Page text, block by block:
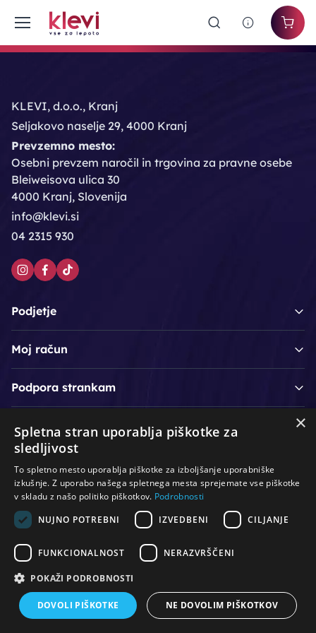
KLEVI, d.o.o., Kranj
Seljakovo naselje 29, 4000 Kranj
Prevzemno mesto:
Osebni prevzem naročil in trgovina za pravne osebe
Bleiweisova ulica 30
4000 Kranj, Slovenija
info@klevi.si
04 2315 930
Podjetje
Moj račun
Podpora strankam
Lasje & nega las Roke & nohti /
Oprema za salone / Čistoča & zaščita / Ostalo
×
Spletna stran uporablja piškotke za
sledljivost
To spletno mesto uporablja piškotke za izboljšanje uporabniške
izkušnje. Z uporabo našega spletnega mesta sprejemate vse piškotke
v skladu z našo politiko piškotkov. Podrobnosti
NUJNO POTREBNI
IZVEDBENI CILJANJE
FUNKCIONALNOST NERAZVRŠČENI
POKAŽI PODROBNOSTI
DOVOLI PIŠKOTKE NE DOVOLIM PIŠKOTKOV